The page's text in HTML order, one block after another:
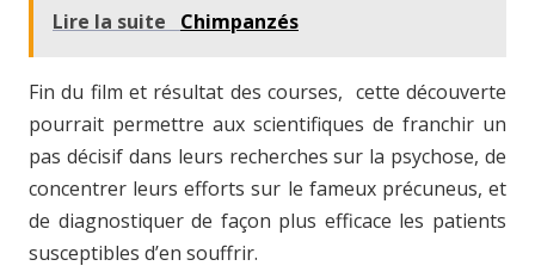
Lire la suite Chimpanzés
Fin du film et résultat des courses, cette découverte
pourrait permettre aux scientifiques de franchir un
pas décisif dans leurs recherches sur la psychose, de
concentrer leurs efforts sur le fameux précuneus, et
de diagnostiquer de façon plus efficace les patients
susceptibles d’en souffrir.